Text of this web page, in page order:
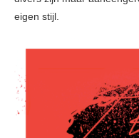
eigen stijl.